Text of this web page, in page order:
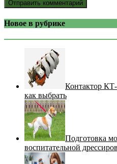
Новое в рубрике
Контактор
как выбрать
Подготовка
воспитательной